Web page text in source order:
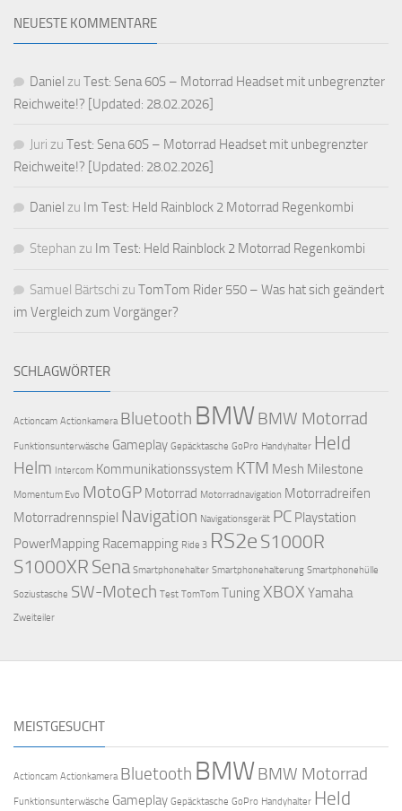
NEUESTE KOMMENTARE
Daniel zu Test: Sena 60S – Motorrad Headset mit unbegrenzter
Reichweite!? [Updated: 28.02.2026]
Juri zu Test: Sena 60S – Motorrad Headset mit unbegrenzter
Reichweite!? [Updated: 28.02.2026]
Daniel zu Im Test: Held Rainblock 2 Motorrad Regenkombi
Stephan zu Im Test: Held Rainblock 2 Motorrad Regenkombi
Samuel Bärtschi zu TomTom Rider 550 – Was hat sich geändert
im Vergleich zum Vorgänger?
SCHLAGWÖRTER
Actioncam Actionkamera Bluetooth BMWBMW Motorrad
Funktionsunterwäsche Gameplay Gepäcktasche GoPro Handyhalter Held
Helm Intercom Kommunikationssystem KTM Mesh Milestone
Momentum Evo MotoGP Motorrad Motorradnavigation Motorradreifen
Motorradrennspiel Navigation Navigationsgerät PC Playstation
PowerMapping Racemapping Ride 3 RS2e S1000R
S1000XR Sena Smartphonehalter Smartphonehalterung Smartphonehülle
Soziustasche SW-Motech Test TomTom TuningXBOX Yamaha
Zweiteiler
MEISTGESUCHT
Actioncam Actionkamera Bluetooth BMWBMW Motorrad
Funktionsunterwäsche Gameplay Gepäcktasche GoPro Handyhalter Held